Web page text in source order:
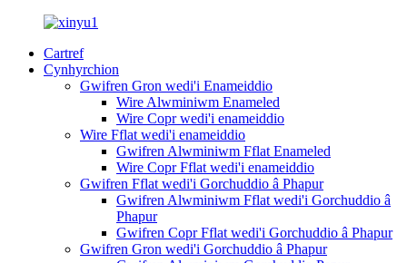
Cartref
Cynhyrchion
Gwifren Gron wedi'i Enameiddio
Wire Alwminiwm Enameled
Wire Copr wedi'i enameiddio
Wire Fflat wedi'i enameiddio
Gwifren Alwminiwm Fflat Enameled
Wire Copr Fflat wedi'i enameiddio
Gwifren Fflat wedi'i Gorchuddio â Phapur
Gwifren Alwminiwm Fflat wedi'i Gorchuddio â
Phapur
Gwifren Copr Fflat wedi'i Gorchuddio â Phapur
Gwifren Gron wedi'i Gorchuddio â Phapur